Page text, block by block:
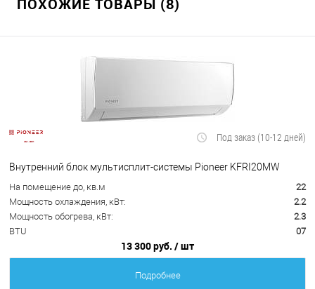
ПОХОЖИЕ ТОВАРЫ (8)
Под заказ (10-12 дней)
Внутренний блок мультисплит-системы Pioneer KFRI20MW
На помещение до, кв.м
22
Мощность охлаждения, кВт:
2.2
Мощность обогрева, кВт:
2.3
BTU
07
13 300 руб. / шт
Подробнее